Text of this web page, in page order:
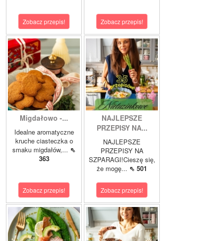
Zobacz przepis! Zobacz przepis!
Migdałowo -...
Idealne aromatyczne
kruche ciasteczka o
smaku migdałów,... ⇖
363
Zobacz przepis!
NAJLEPSZE
PRZEPISY NA...
NAJLEPSZE
PRZEPISY NA
SZPARAGI!Cieszę się,
że mogę... ⇖ 501
Zobacz przepis!